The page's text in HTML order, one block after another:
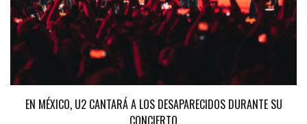
EN MÉXICO, U2 CANTARÁ A LOS DESAPARECIDOS DURANTE SU
CONCIERTO